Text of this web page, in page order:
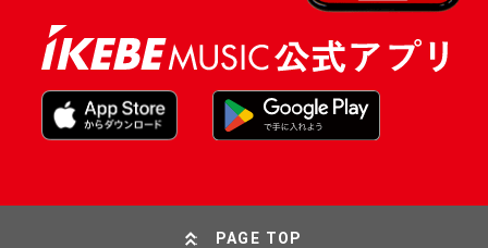
PAGE TOP